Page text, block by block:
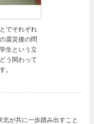
でそれぞれ
震災後の問
生という立
う関わって
。
が共に一歩踏み出すこと